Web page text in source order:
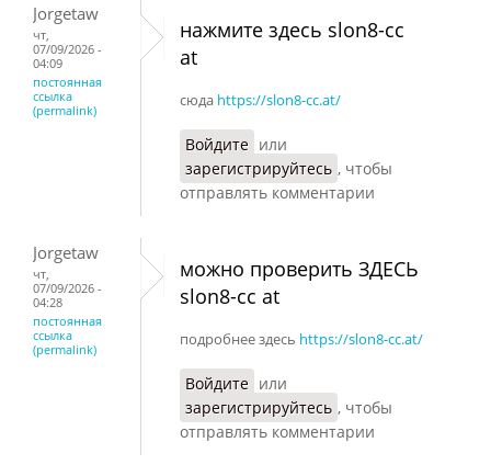
Jorgetaw
чт,
07/09/2026 -
04:09
постоянная
ссылка
(permalink)
нажмите здесь slon8-cc
at
сюда https://slon8-cc.at/
Войдите или
зарегистрируйтесь , чтобы
отправлять комментарии
Jorgetaw
чт,
07/09/2026 -
04:28
постоянная
ссылка
(permalink)
можно проверить ЗДЕСЬ
slon8-cc at
подробнее здесь https://slon8-cc.at/
Войдите или
зарегистрируйтесь , чтобы
отправлять комментарии